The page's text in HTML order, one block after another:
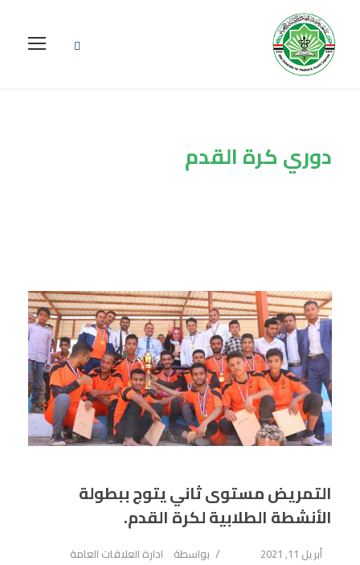
دوري كرة القدم
التمريض مستوى ثاني يتوج ببطولة
الأنشطة الطلابية لكرة القدم.
أبريل 11, 2021 بواسطة
ادارة العلاقات العامة